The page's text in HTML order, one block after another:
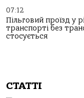
07:12
Пільговий проїзд у
транспорті без
стосується
СТАТТІ